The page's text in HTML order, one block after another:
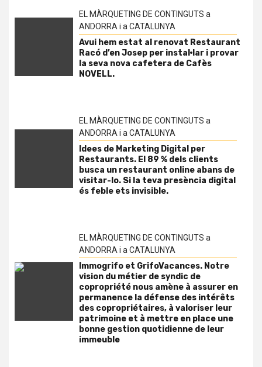
EL MÀRQUETING DE CONTINGUTS a
ANDORRA i a CATALUNYA
Avui hem estat al renovat Restaurant
Racó d’en Josep per instal·lar i provar
la seva nova cafetera de Cafès
NOVELL.
EL MÀRQUETING DE CONTINGUTS a
ANDORRA i a CATALUNYA
Idees de Marketing Digital per
Restaurants. El 89 % dels clients
busca un restaurant online abans de
visitar-lo. Si la teva presència digital
és feble ets invisible.
EL MÀRQUETING DE CONTINGUTS a
ANDORRA i a CATALUNYA
Immogrifo et GrifoVacances. Notre
vision du métier de syndic de
copropriété nous amène à assurer en
permanence la défense des intérêts
des copropriétaires, à valoriser leur
patrimoine et à mettre en place une
bonne gestion quotidienne de leur
immeuble